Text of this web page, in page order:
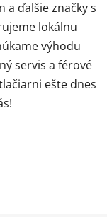
ďalšie značky s
lokálnu
výhodu
servis a férové
ešte dnes